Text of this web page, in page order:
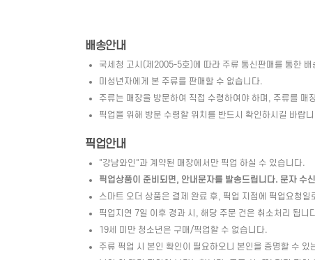
배송안내
국세청 고시(제2005-5호)에 따라 주류 통신판매를 통한 배
미성년자에게 본 주류를 판매할 수 없습니다.
주류는 매장을 방문하여 직접 수령하여야 하며, 주류를
픽업을 위해 방문 수령할 위치를 반드시 확인하시길 바랍
픽업안내
"강남와인"과 계약된 매장에서만 픽업 하실 수 있습니다.
픽업상품이 준비되면, 안내문자를 발송드립니다. 문자 수
스마트 오더 상품은 결제 완료 후, 픽업 지점에 픽업요청
픽업지연 7일 이후 경과 시, 해당 주문 건은 취소처리 됩니
19세 미만 청소년은 구매/픽업할 수 없습니다.
주류 픽업 시 본인 확인이 필요하오니 본인을 증명할 수